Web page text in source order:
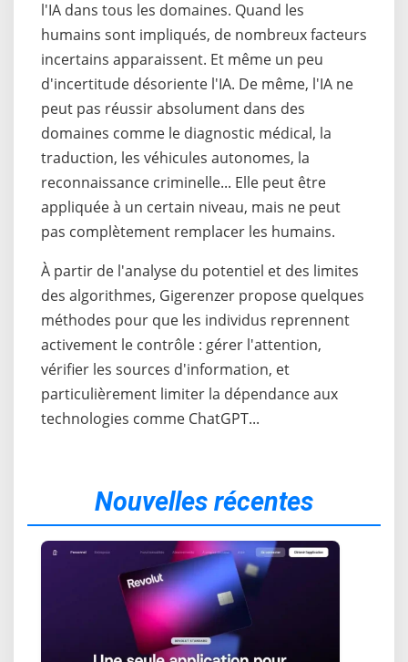
l'IA dans tous les domaines. Quand les
humains sont impliqués, de nombreux facteurs
incertains apparaissent. Et même un peu
d'incertitude désoriente l'IA. De même, l'IA ne
peut pas réussir absolument dans des
domaines comme le diagnostic médical, la
traduction, les véhicules autonomes, la
reconnaissance criminelle... Elle peut être
appliquée à un certain niveau, mais ne peut
pas complètement remplacer les humains.
À partir de l'analyse du potentiel et des limites
des algorithmes, Gigerenzer propose quelques
méthodes pour que les individus reprennent
activement le contrôle : gérer l'attention,
vérifier les sources d'information, et
particulièrement limiter la dépendance aux
technologies comme ChatGPT...
Nouvelles récentes